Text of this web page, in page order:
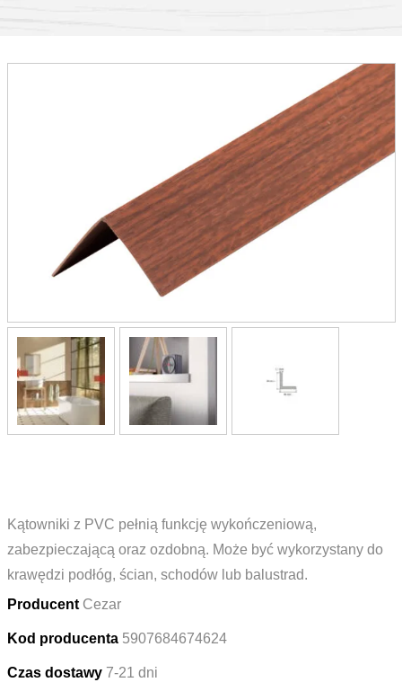
Kątowniki z PVC pełnią funkcję wykończeniową,
zabezpieczającą oraz ozdobną. Może być wykorzystany do
krawędzi podłóg, ścian, schodów lub balustrad.
Producent Cezar
Kod producenta 5907684674624
Czas dostawy 7-21 dni